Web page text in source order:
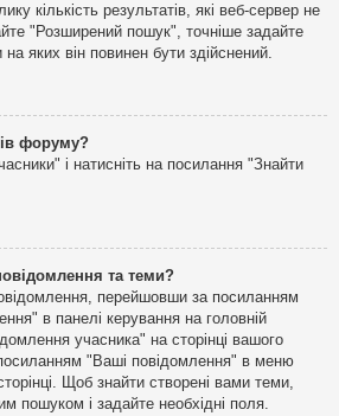
кількість результатів, які веб-сервер не
"Розширений пошук", точніше задайте
яких він повинен бути здійснений.
форуму?
і натисніть на посилання "Знайти
та теми?
перейшовши за посиланням
в панелі керування на головній
учасника" на сторінці вашого
"Ваші повідомлення" в меню
Щоб знайти створені вами теми,
пошуком і задайте необхідні поля.